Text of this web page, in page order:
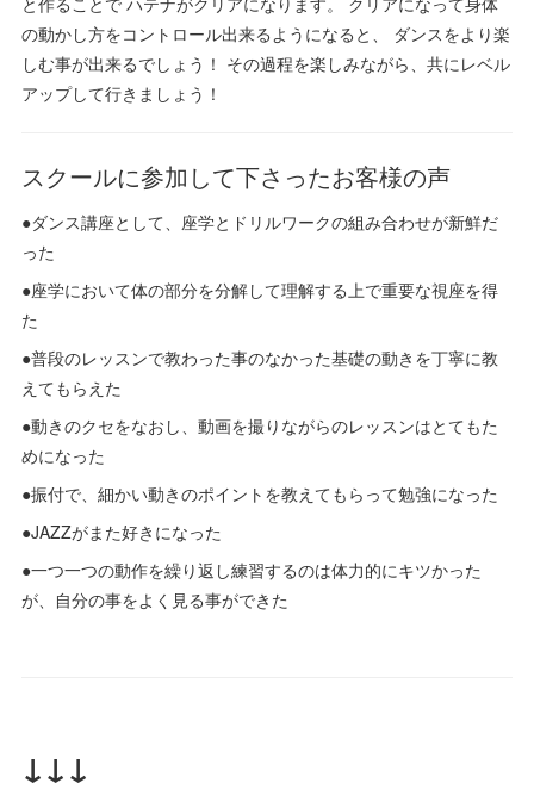
の動かし方をコントロール出来るようになると、 ダンスをより楽
しむ事が出来るでしょう！ その過程を楽しみながら、共にレベル
アップして行きましょう！
スクールに参加して下さったお客様の声
●ダンス講座として、座学とドリルワークの組み合わせが新鮮だ
った
●座学において体の部分を分解して理解する上で重要な視座を得
た
●普段のレッスンで教わった事のなかった基礎の動きを丁寧に教
えてもらえた
●動きのクセをなおし、動画を撮りながらのレッスンはとてもた
めになった
●振付で、細かい動きのポイントを教えてもらって勉強になった
●JAZZがまた好きになった
●一つ一つの動作を繰り返し練習するのは体力的にキツかった
が、自分の事をよく見る事ができた
↓↓↓